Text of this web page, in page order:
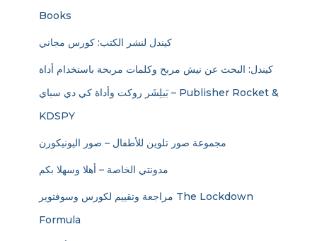
Books
كيندل لنشر الكتب: كورس مجاني
كيندل: البحث عن نيش مربح وكلمات مربحة باستخدام أداة
بَبلِشَر روكت وأداة كي دي سباي – Publisher Rocket &
KDSPY
مجموعة صور تلوين للأطفال – صور اليونيكورن
مدونتي الخاصة – أهلا وسهلا بكم
مراجعة وتقييم لكورس وسوفتوير The Lockdown
Formula